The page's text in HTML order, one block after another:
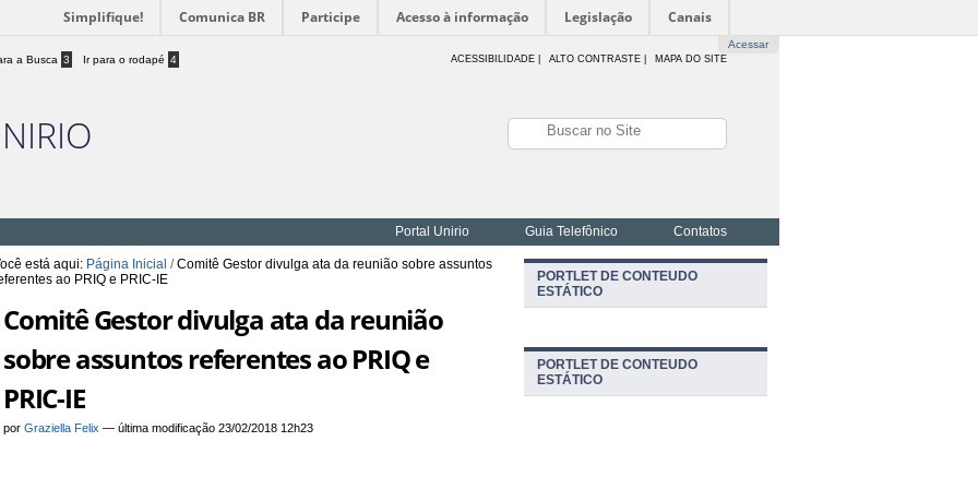
Simplifique! Comunica BR Participe Acesso à informação Legislação Canais
Acessar
a Busca 3 Ir para o rodapé 4 ACESSIBILIDADE ALTO CONTRASTE | MAPA DO SITE
Portal Unirio Guia Telefônico Contatos
está aqui: Página Inicial /Comitê Gestor divulga ata da reunião sobre assuntos
ao PRIQ e PRIC-IE
Comitê Gestor divulga ata da reunião
sobre assuntos referentes ao PRIQ e
PRIC-IE
porGraziella Felix —última modificação 23/02/2018 12h23
PORTLET DE CONTEUDO
ESTÁTICO
PORTLET DE CONTEUDO
ESTÁTICO